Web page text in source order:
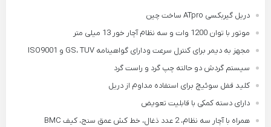
دریل گیربکسی ATpro ساخت چین
موتور با توان 1200 وات و سه نظام آچار خور 13 میلی متر
مجهز به دیمر برای کنترل سرعت و دارای گواهینامه GS، TUV و ISO9001
سیستم گردش دو حالته چپ گرد و راست گرد
کلید قفل سوئیچ برای استفاده مداوم از دریل
دارای دسته کمکی با قابلیت تعویض
همراه با آچار سه نظام، 2 عدد ذغال، خط کش عمق سنج، کیف BMC